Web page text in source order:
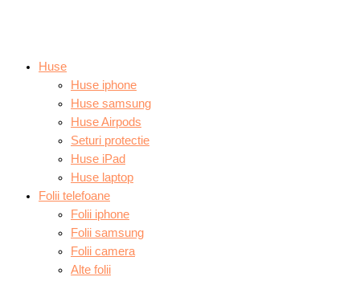
Huse
Huse iphone
Huse samsung
Huse Airpods
Seturi protectie
Huse iPad
Huse laptop
Folii telefoane
Folii iphone
Folii samsung
Folii camera
Alte folii